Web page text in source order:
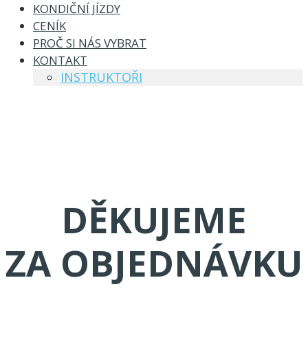
KONDIČNÍ JÍZDY
CENÍK
PROČ SI NÁS VYBRAT
KONTAKT
INSTRUKTOŘI
DĚKUJEME
ZA OBJEDNÁVKU